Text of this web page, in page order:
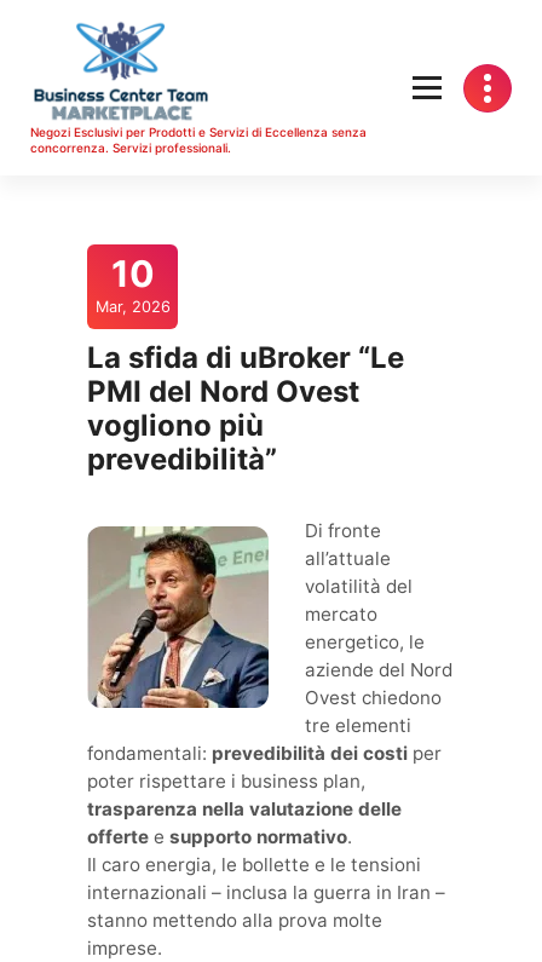
contenuto
Negozi Esclusivi per Prodotti e Servizi di Eccellenza senza
concorrenza. Servizi professionali.
10
Mar, 2026
La sfida di uBroker “Le
PMI del Nord Ovest
vogliono più
prevedibilità”
Di fronte
all’attuale
volatilità del
mercato
energetico, le
aziende del Nord
Ovest chiedono
tre elementi
fondamentali: prevedibilità dei costi per
poter rispettare i business plan,
trasparenza nella valutazione delle
offerte e supporto normativo.
Il caro energia, le bollette e le tensioni
internazionali – inclusa la guerra in Iran –
stanno mettendo alla prova molte
imprese.